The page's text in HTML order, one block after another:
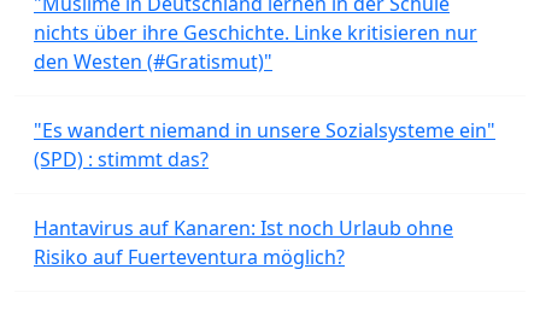
nichts über ihre Geschichte. Linke kritisieren nur
den Westen (#Gratismut)"
"Es wandert niemand in unsere Sozialsysteme ein"
(SPD) : stimmt das?
Hantavirus auf Kanaren: Ist noch Urlaub ohne
Risiko auf Fuerteventura möglich?